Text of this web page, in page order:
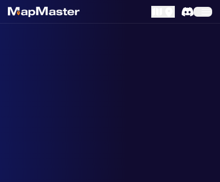
MapLibre